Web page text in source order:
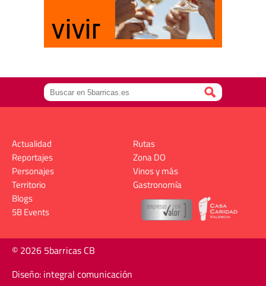
Actualidad
Reportajes
Personajes
Territorio
Rutas
Zona DO
Vinos y más
Gastronomía
Blogs
5B Events
© 2026 5barricas CB
Diseño: integral comunicación